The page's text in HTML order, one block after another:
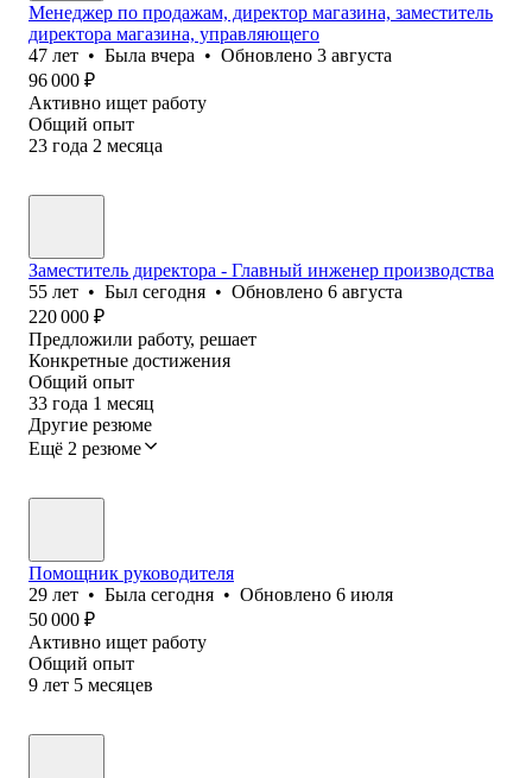
Менеджер по продажам, директор магазина, заместитель
директора магазина, управляющего
47 лет • Была вчера • Обновлено 3 августа
96 000 ₽
Активно ищет работу
Общий опыт
23 года 2 месяца
Заместитель директора - Главный инженер производства
55 лет • Был сегодня • Обновлено 6 августа
220 000 ₽
Предложили работу, решает
Конкретные достижения
Общий опыт
33 года 1 месяц
Другие резюме
Ещё 2 резюме
Помощник руководителя
29 лет • Была сегодня • Обновлено 6 июля
50 000 ₽
Активно ищет работу
Общий опыт
9 лет 5 месяцев